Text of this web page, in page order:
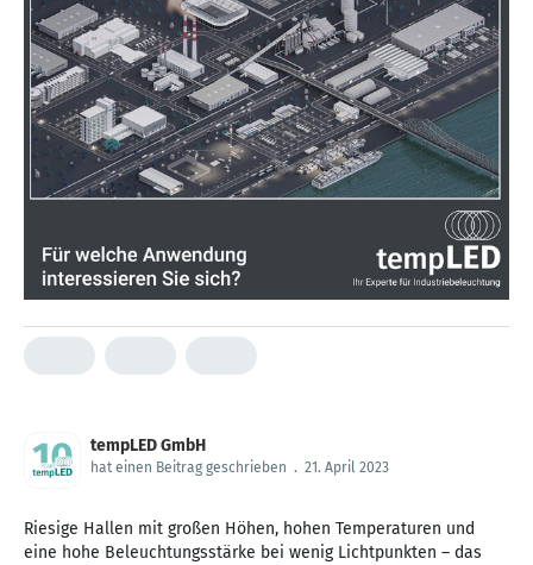
tempLED GmbH
hat einen Beitrag geschrieben . 21. April 2023
Riesige Hallen mit großen Höhen, hohen Temperaturen und
eine hohe Beleuchtungsstärke bei wenig Lichtpunkten – das